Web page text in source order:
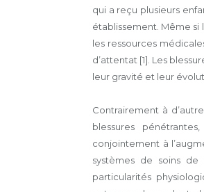
qui a reçu plusieurs
établissement. Même
les ressources
d’attentat [1]. Les
leur gravité et leur
Contrairement à
blessures
conjointement à
systèmes de soins
particularités